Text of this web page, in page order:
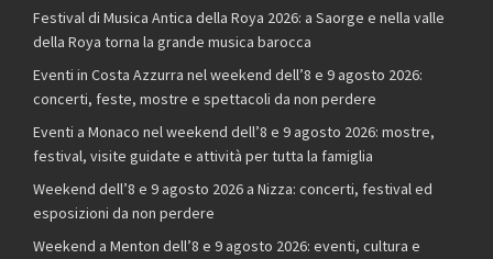
Festival di Musica Antica della Roya 2026: a Saorge e nella valle
della Roya torna la grande musica barocca
Eventi in Costa Azzurra nel weekend dell’8 e 9 agosto 2026:
concerti, feste, mostre e spettacoli da non perdere
Eventi a Monaco nel weekend dell’8 e 9 agosto 2026: mostre,
festival, visite guidate e attività per tutta la famiglia
Weekend dell’8 e 9 agosto 2026 a Nizza: concerti, festival ed
esposizioni da non perdere
Weekend a Menton dell’8 e 9 agosto 2026: eventi, cultura e